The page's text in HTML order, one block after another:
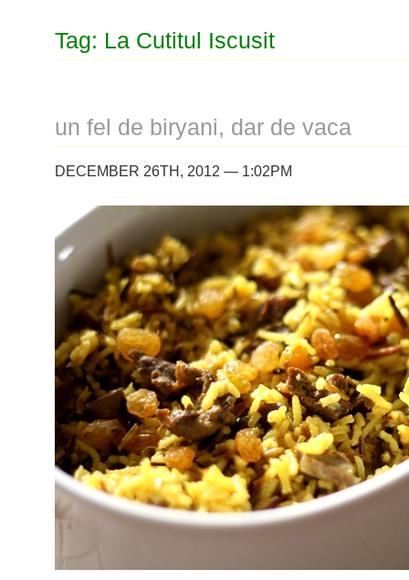
Tag: La Cutitul Iscusit
un fel de biryani, dar de vaca
DECEMBER 26TH, 2012 — 1:02PM